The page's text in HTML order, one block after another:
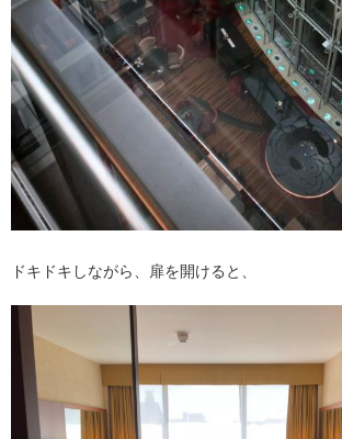
ドキドキしながら、扉を開けると、